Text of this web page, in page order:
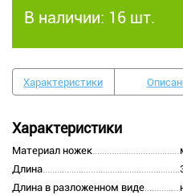
В наличии: 16 шт.
Характеристики
Характеристики
Материал ножек
Длина
Длина в разложенном виде